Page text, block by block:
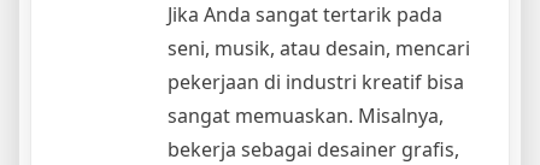
Jika Anda sangat tertarik pada
seni, musik, atau desain, mencari
pekerjaan di industri kreatif bisa
sangat memuaskan. Misalnya,
bekerja sebagai desainer grafis,